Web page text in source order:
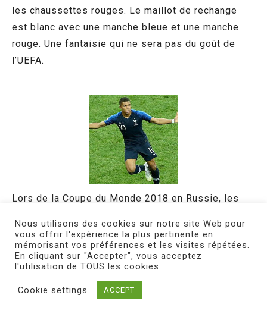
les chaussettes rouges. Le maillot de rechange
est blanc avec une manche bleue et une manche
rouge. Une fantaisie qui ne sera pas du goût de
l’UEFA.
Lors de la Coupe du Monde 2018 en Russie, les
sombre est sur le torse et le bleu roi sur les
manches. Le short est bleu sombre, tout comme
les bas. Une tenue peu flamboyante qui restera
toutefois dans l’histoire grâce à la victoire finale
des Griezmann, Mbappe et autres Pogba.
Nous utilisons des cookies sur notre site Web pour
vous offrir l'expérience la plus pertinente en
mémorisant vos préférences et les visites répétées.
En cliquant sur "Accepter", vous acceptez
l'utilisation de TOUS les cookies.
Cookie settings ACCEPT